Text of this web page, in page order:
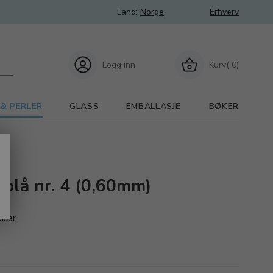
Land: Norge Erhverv
Kurv( 0)
Logg inn
PERLER GLASS EMBALLASJE BØKER
nr. 4 (0,60mm)